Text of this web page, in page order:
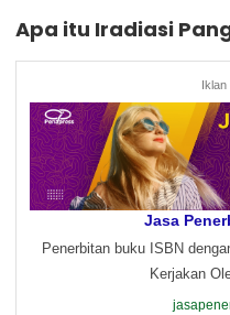
Apa itu Iradiasi
Iklan
Jasa
Penerbitan buku ISBN
Kerjakan